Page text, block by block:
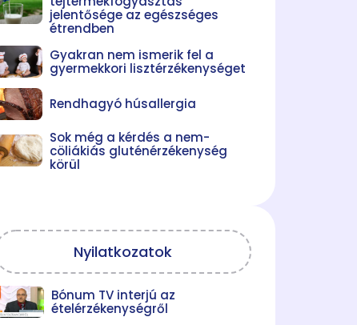
jelentősége az egészséges
étrendben
Gyakran nem ismerik fel a
gyermekkori lisztérzékenységet
Rendhagyó húsallergia
Sok még a kérdés a nem-
cöliákiás gluténérzékenység
körül
Nyilatkozatok
Bónum TV interjú az
ételérzékenységről